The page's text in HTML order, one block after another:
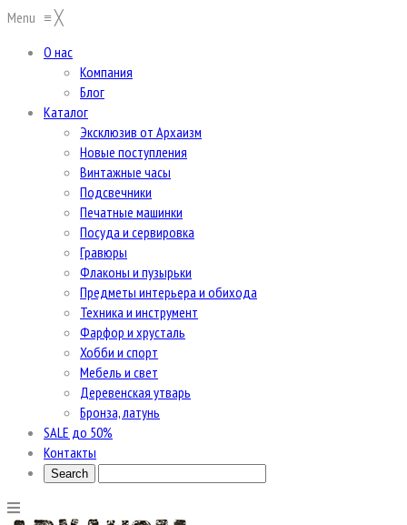
Menu ≡╳
О нас
Компания
Блог
Каталог
Эксклюзив от Архаизм
Новые поступления
Винтажные часы
Подсвечники
Печатные машинки
Посуда и сервировка
Гравюры
Флаконы и пузырьки
Предметы интерьера и обихода
Техника и инструмент
Фарфор и хрусталь
Хобби и спорт
Мебель и свет
Деревенская утварь
Бронза, латунь
SALE до 50%
Контакты